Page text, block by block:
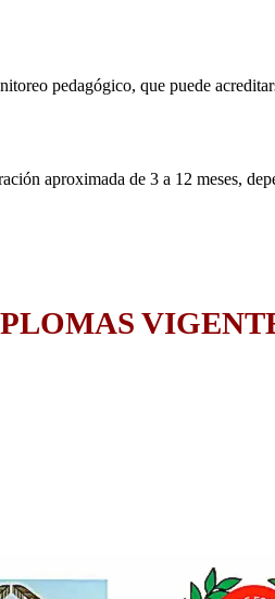
pedagógico, que puede
aproximada de 3 a 12 meses,